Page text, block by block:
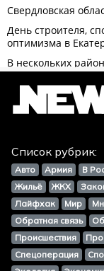
Список рубрик:
Авто Армия В
Жильё
ЖКХ
Лайфхак
Мир
Обратная связь
Происшествия
Спецоперация